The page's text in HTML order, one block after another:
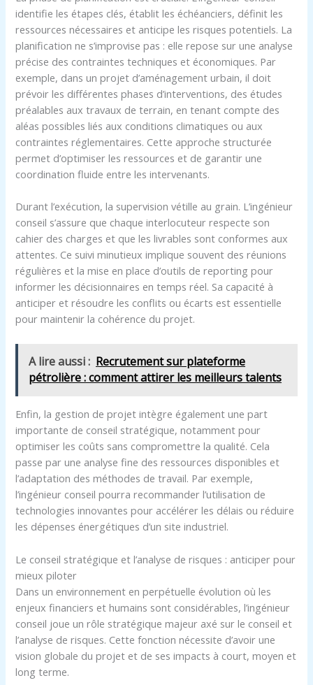
identifie les étapes clés, établit les échéanciers, définit les
ressources nécessaires et anticipe les risques potentiels. La
planification ne s’improvise pas : elle repose sur une analyse
précise des contraintes techniques et économiques. Par
exemple, dans un projet d’aménagement urbain, il doit
prévoir les différentes phases d’interventions, des études
préalables aux travaux de terrain, en tenant compte des
aléas possibles liés aux conditions climatiques ou aux
contraintes réglementaires. Cette approche structurée
permet d’optimiser les ressources et de garantir une
coordination fluide entre les intervenants.
Durant l’exécution, la supervision vétille au grain. L’ingénieur
conseil s’assure que chaque interlocuteur respecte son
cahier des charges et que les livrables sont conformes aux
attentes. Ce suivi minutieux implique souvent des réunions
régulières et la mise en place d’outils de reporting pour
informer les décisionnaires en temps réel. Sa capacité à
anticiper et résoudre les conflits ou écarts est essentielle
pour maintenir la cohérence du projet.
A lire aussi : Recrutement sur plateforme
pétrolière : comment attirer les meilleurs talents
Enfin, la gestion de projet intègre également une part
importante de conseil stratégique, notamment pour
optimiser les coûts sans compromettre la qualité. Cela
passe par une analyse fine des ressources disponibles et
l’adaptation des méthodes de travail. Par exemple,
l’ingénieur conseil pourra recommander l’utilisation de
technologies innovantes pour accélérer les délais ou réduire
les dépenses énergétiques d’un site industriel.
Le conseil stratégique et l’analyse de risques : anticiper pour
mieux piloter
Dans un environnement en perpétuelle évolution où les
enjeux financiers et humains sont considérables, l’ingénieur
conseil joue un rôle stratégique majeur axé sur le conseil et
l’analyse de risques. Cette fonction nécessite d’avoir une
vision globale du projet et de ses impacts à court, moyen et
long terme.